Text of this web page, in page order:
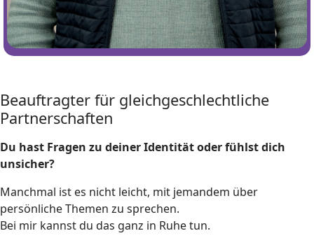
Beauftragter für gleichgeschlechtliche
Partnerschaften
Du hast Fragen zu deiner Identität oder fühlst dich
unsicher?
Manchmal ist es nicht leicht, mit jemandem über
persönliche Themen zu sprechen.
Bei mir kannst du das ganz in Ruhe tun.